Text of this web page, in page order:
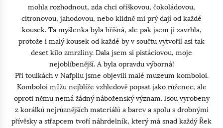
mohla rozhodnout, zda chci oříškovou, čokoládovou,
citronovou, jahodovou, nebo klidně mi prý dají od každé
kousek. Ta myšlenka byla hříšná, ale pak jsem ji zavrhla,
protože i malý kousek od každé by v součtu vytvořil asi tak
deset kilo zmrzliny. Dala jsem si pistáciovou, moje
nejoblíbenější. A byla opravdu výborná!
Při toulkách v Nafpliu jsme objevili malé muzeum komboloi.
Komboloi můžu nejblíže vzhledově popsat jako růženec, ale
oproti němu nemá žádný náboženský význam. Jsou vyrobeny
z korálků nejrůznějších materiálů a barev a spolu s drobnými
přívěsky a střapcem tvoří náhrdelník, který má snad každý Řek